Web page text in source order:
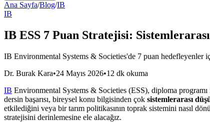
Ana Sayfa/Blog/IB
IB
IB ESS 7 Puan Stratejisi:
IB Environmental Systems & Societies'de 7 puan hedefleyenler
Dr. Burak Kara•24 Mayıs 2026•12 dk okuma
IB Environmental Systems & Societies (ESS), diploma
dersin başarısı, bireysel konu bilgisinden çok sistemlerarası
etkilediğini veya bir tarım politikasının toprak sistemini nasıl
stratejisini derinlemesine ele alacağız.